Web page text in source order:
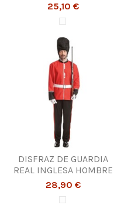
25,10 €
DISFRAZ DE GUARDIA
REAL INGLESA HOMBRE
28,90 €